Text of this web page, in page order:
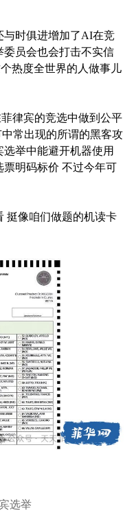
与时俱进增加了AI在竞
员会也会打击不实信
热度全世界的人做事儿
律宾的竞选中做到公平
常出现的所谓的黑客攻
举中能避开机器使用
明码标价 不过今年可
挺像咱们做题的机读卡
选举